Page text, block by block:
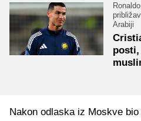
Arabiji
Nakon odlaska iz Moskve